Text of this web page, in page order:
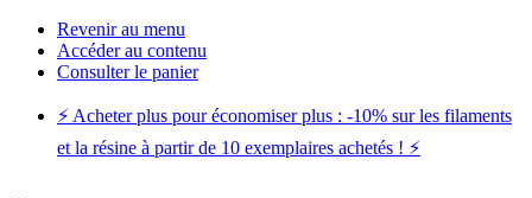
Revenir au menu
Accéder au contenu
Consulter le panier
⚡️ Acheter plus pour économiser plus : -10% sur les filaments
et la résine à partir de 10 exemplaires achetés ! ⚡️